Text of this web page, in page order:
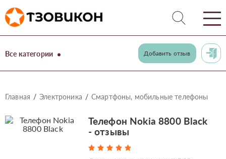
Все категории Добавить отзыв
Главная Электроника Смартфоны, мобильные телефоны
Телефон Nokia 8800 Black
- отзывы